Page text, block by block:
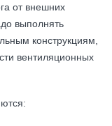
от внешних
выполнять
конструкциям,
вентиляционных